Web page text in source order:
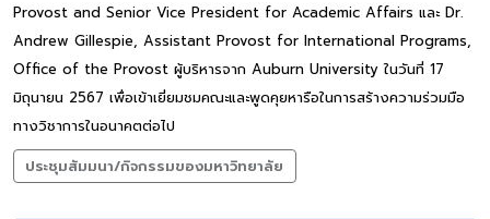
Provost and Senior Vice President for Academic Affairs และ Dr.
Andrew Gillespie, Assistant Provost for International Programs,
Office of the Provost ผู้บริหารจาก Auburn University ในวันที่ 17
มิถุนายน 2567 เพื่อเข้าเยี่ยมชมคณะและพูดคุยหารือในการสร้างความร่วมมือ
ทางวิชาการในอนาคตต่อไป
ประชุมสัมมนา/กิจกรรมของมหาวิทยาลัย